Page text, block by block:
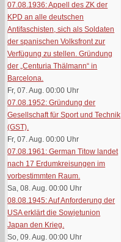
07.08.1936: Appell des ZK der
KPD an alle deutschen
Antifaschisten, sich als Soldaten
der spanischen Volksfront zur
Verfügung zu stellen. Gründung
der „Centuria Thälmann“ in
Barcelona.
Fr, 07. Aug. 00:00 Uhr
07.08.1952: Gründung der
Gesellschaft für Sport und Technik
(GST).
Fr, 07. Aug. 00:00 Uhr
07.08.1961: German Titow landet
nach 17 Erdumkreisungen im
vorbestimmten Raum.
Sa, 08. Aug. 00:00 Uhr
08.08.1945: Auf Anforderung der
USA erklärt die Sowjetunion
Japan den Krieg.
So, 09. Aug. 00:00 Uhr